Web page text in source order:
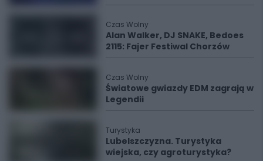
Czas Wolny
Alan Walker, DJ SNAKE, Bedoes
2115: Fajer Festiwal Chorzów
Czas Wolny
Światowe gwiazdy EDM zagrają w
Legendii
Turystyka
Lubelszczyzna. Turystyka
wiejska, czy agroturystyka?